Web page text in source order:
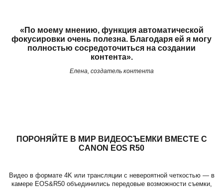
«По моему мнению, функция автоматической
фокусировки очень полезна. Благодаря ей я могу
полностью сосредоточиться на создании
контента».
Елена, создатель контента
ПОРОНЯЙТЕ В МИР ВИДЕОСЪЕМКИ ВМЕСТЕ С
CANON EOS R50
Видео в формате 4K или трансляции с невероятной четкостью — в
камере EOS&R50 объединились передовые возможности съемки,